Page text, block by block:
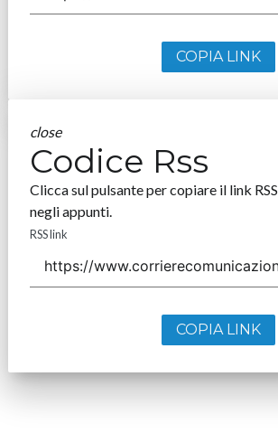
COPIA LINK
close
Codice Rss
Clicca sul pulsante per copiare il link RSS
negli appunti.
RSS link
COPIA LINK